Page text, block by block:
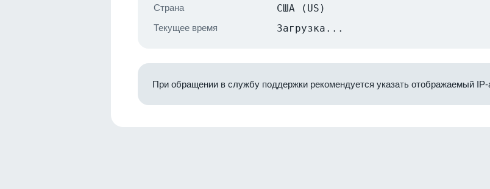
Страна США (US)
Текущее время Загрузка...
При обращении в службу поддержки рекомендуется указать отображаемый